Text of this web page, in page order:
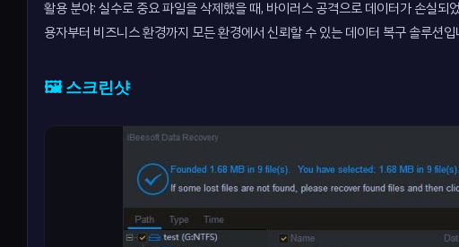
활용 분야: 실수로 중요 파일을 삭제했을 때, 바이러스 공격으로 데이터가 손실
용자부터 비즈니스 환경까지 모든 환경에서 신뢰할 수 있는 데이터 복구 솔루션입
🖼️ 스크린샷